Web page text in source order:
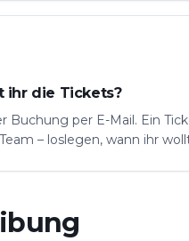
ihr die Tickets?
Buchung per E-Mail. Ein
– loslegen, wann ihr